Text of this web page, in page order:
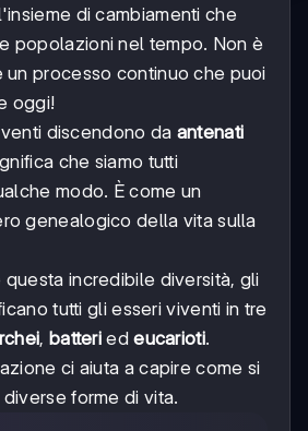
di cambiamenti che
popolazioni nel tempo. Non è
un processo continuo che puoi
oggi!
discendono da antenati
che siamo tutti
modo. È come un
genealogico della vita sulla
questa incredibile diversità, gli
tutti gli esseri viventi in tre
, batteri edeucarioti.
ci aiuta a capire come si
forme di vita.